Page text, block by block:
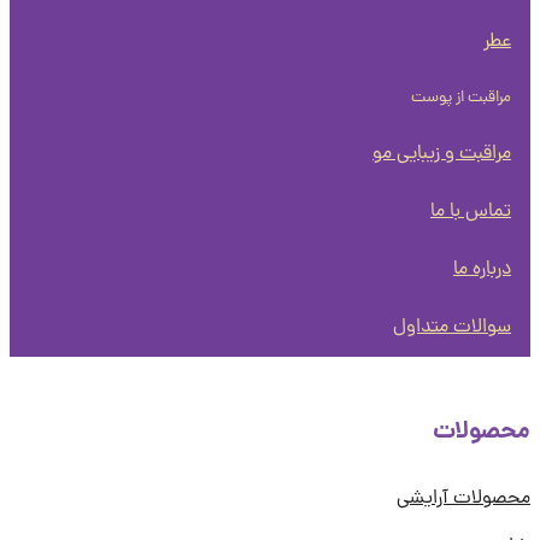
مراقبت از پوست
مراقبت و زیبایی مو
تماس با ما
درباره ما
سوالات متداول
آرایشی